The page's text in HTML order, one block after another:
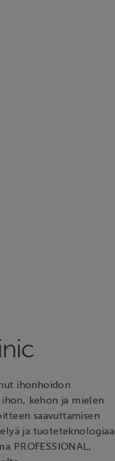
ihonhoidon
kehon ja mielen
saavuttamisen
ja tuoteteknologiaa
PROFESSIONAL,